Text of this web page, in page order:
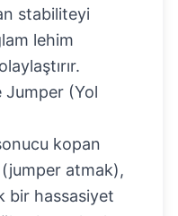
stabiliteyi
lehim
Jumper (Yol
kopan
(jumper atmak),
bir hassasiyet